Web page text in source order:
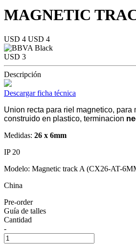
MAGNETIC
USD 4 USD 4
USD 3
Descripción
Descargar ficha técnica
Union recta para riel magnetico, para
construido en plastico, terminacion
Medidas: 26 x 6mm
IP 20
Modelo: Magnetic track A (CX26-AT-
China
Pre-order
Guía de talles
Cantidad
-